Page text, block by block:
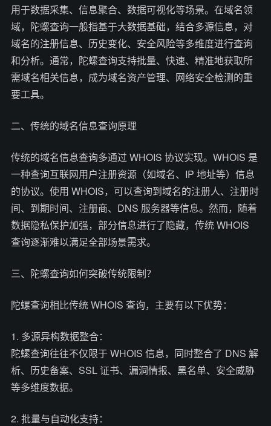
用于数据采集、信息聚合、数据可视化等场景。在域名领
域，陀螺查询一般指基于大数据基础，结合多源信息，对
域名的注册信息、历史变化、安全风险等多维度进行查询
和分析。通常，陀螺查询支持批量、快速、精准地获取所
需域名相关信息，成为域名资产管理、网络安全检测的重
要工具。
二、传统的域名信息查询原理
传统的域名信息查询多通过 WHOIS 协议实现。WHOIS 是
一种查询互联网用户注册资源（如域名、IP 地址等）信息
的协议。使用 WHOIS，可以查询到域名的注册人、注册时
间、到期时间、注册商、DNS 服务器等信息。然而，随着
数据隐私保护加强，部分信息进行了隐藏，传统 WHOIS
查询逐渐难以满足全部场景需求。
三、陀螺查询如何突破传统限制？
陀螺查询相比传统 WHOIS 查询，主要有以下优势：
1. 多源异构数据整合：
陀螺查询往往不仅限于 WHOIS 信息，同时整合了 DNS 解
析、历史备案、SSL 证书、漏洞情报、黑名单、安全威胁
等多维度数据。
2. 批量与自动化支持：